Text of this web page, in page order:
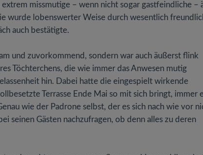
missmutige – wenn nicht sogar gastfeindliche –
wurde lobenswerter Weise durch wesentlich
auch bestätigte.
und zuvorkommend, sondern war auch äußerst flink
Töchterchens, die wie immer das Anwesen mutig
hin. Dabei hatte die eingespielt wirkende
Terrasse Ende Mai so mit sich bringt, immer
wie der Padrone selbst, der es sich nach wie vor
seinen Gästen nachzufragen, ob denn alles zu deren